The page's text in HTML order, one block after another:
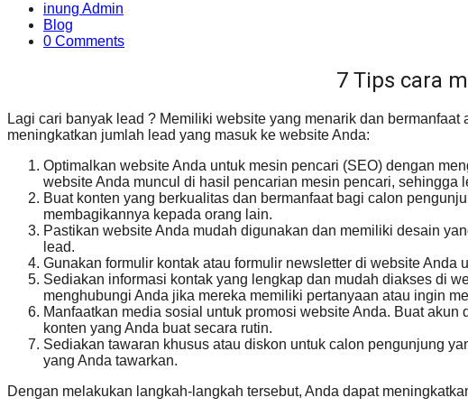
inung Admin
Blog
0 Comments
7 Tips cara
Lagi cari banyak lead ? Memiliki website yang menarik dan
meningkatkan jumlah lead yang masuk ke website Anda:
Optimalkan website Anda untuk mesin pencari (SEO) dengan
website Anda muncul di hasil pencarian mesin pencari, sehingga
Buat konten yang berkualitas dan bermanfaat bagi calon
membagikannya kepada orang lain.
Pastikan website Anda mudah digunakan dan memiliki desain
lead.
Gunakan formulir kontak atau formulir newsletter di website
Sediakan informasi kontak yang lengkap dan mudah diakses di
menghubungi Anda jika mereka memiliki pertanyaan atau ingin
Manfaatkan media sosial untuk promosi website Anda. Buat
konten yang Anda buat secara rutin.
Sediakan tawaran khusus atau diskon untuk calon pengunjung
yang Anda tawarkan.
Dengan melakukan langkah-langkah tersebut, Anda dapat